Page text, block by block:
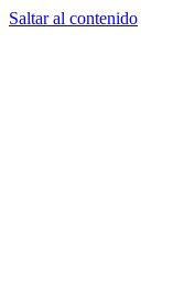
Saltar al contenido